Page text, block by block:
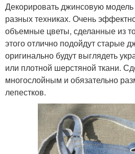
Декорировать джинсовую
разных техниках. Очень
объемные цветы, сделанные из
этого отлично подойдут старые
оригинально будут выглядеть
или плотной шерстяной ткани.
многослойным и обязательно
лепестков.